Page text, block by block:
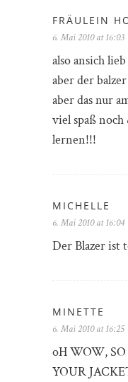
FRÄULEIN
6. Mai 2010 at 16:03
also ansich
aber der
aber das nur
viel spaß
lernen!!!
MICHELLE
6. Mai 2010 at 16:04
Der Blazer ist
MINETTE
6. Mai 2010 at 16:25
oH WOW,
YOUR